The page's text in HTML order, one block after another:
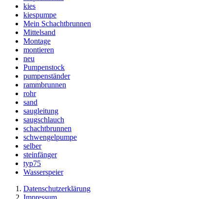
kies
kiespumpe
Mein Schachtbrunnen
Mittelsand
Montage
montieren
neu
Pumpenstock
pumpenständer
rammbrunnen
rohr
sand
saugleitung
saugschlauch
schachtbrunnen
schwengelpumpe
selber
steinfänger
typ75
Wasserspeier
Datenschutzerklärung
Impressum